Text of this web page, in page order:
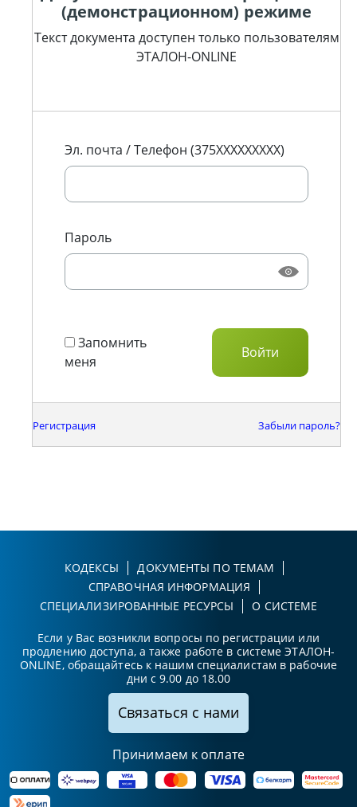
(демонстрационном) режиме
Текст документа доступен только пользователям
ЭТАЛОН-ONLINE
Эл. почта / Телефон (375XXXXXXXXX)
Пароль
Запомнить
меня
Регистрация Забыли пароль?
КОДЕКСЫ
ДОКУМЕНТЫ ПО ТЕМАМ
СПРАВОЧНАЯ ИНФОРМАЦИЯ
СПЕЦИАЛИЗИРОВАННЫЕ РЕСУРСЫ
О СИСТЕМЕ
Если у Вас возникли вопросы по регистрации или
продлению доступа, а также работе в системе ЭТАЛОН-
ONLINE, обращайтесь к нашим специалистам в рабочие
дни с 9.00 до 18.00
Связаться с нами
Принимаем к оплате